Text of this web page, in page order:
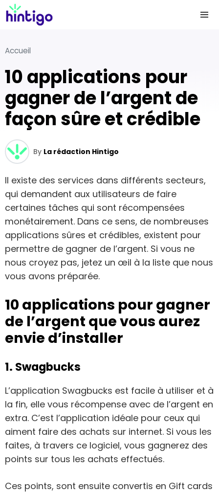
Accueil
10 applications pour
gagner de l’argent de
façon sûre et crédible
By La rédaction Hintigo
Il existe des services dans différents secteurs,
qui demandent aux utilisateurs de faire
certaines tâches qui sont récompensées
monétairement. Dans ce sens, de nombreuses
applications sûres et crédibles, existent pour
permettre de gagner de l’argent. Si vous ne
nous croyez pas, jetez un œil à la liste que nous
vous avons préparée.
10 applications pour gagner
de l’argent que vous aurez
envie d’installer
1. Swagbucks
L’application Swagbucks est facile à utiliser et à
la fin, elle vous récompense avec de l’argent en
extra. C’est l’application idéale pour ceux qui
aiment faire des achats sur internet. Si vous les
faites, à travers ce logiciel, vous gagnerez des
points sur tous les achats effectués.
Ces points, sont ensuite convertis en Gift cards